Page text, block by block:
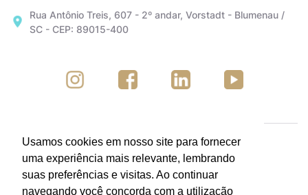
Rua Antônio Treis, 607 - 2º andar, Vorstadt - Blumenau /
SC - CEP: 89015-400
Usamos cookies em nosso site para fornecer
uma experiência mais relevante, lembrando
suas preferências e visitas. Ao continuar
navegando você concorda com a utilização